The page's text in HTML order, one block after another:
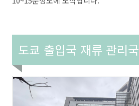
도쿄 출입국 재류 관리국